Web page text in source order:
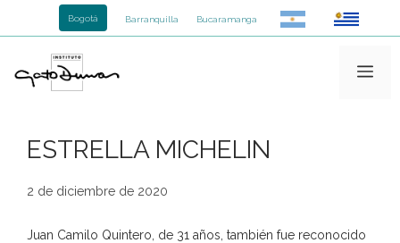
Bogotá Barranquilla Bucaramanga
ESTRELLA MICHELIN
2 de diciembre de 2020
Juan Camilo Quintero, de 31 años, también fue reconocido